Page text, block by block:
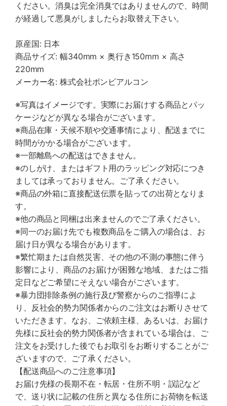
ください。消臭は完全消臭ではありませんので、時間
が経過して悪臭がしましたらお取替え下さい。
原産国: 日本
商品サイズ: 幅340mm × 奥行き150mm × 高さ
220mm
メーカー名: 株式会社ボンビアルコン
※写真はイメージです。実際にお届けする商品とパッ
ケージなどが異なる場合がございます。
※商品在庫・天候不順や交通事情により、配送までに
時間がかかる場合がございます。
※一部離島への配送はできません。
※のしがけ、またはギフト用のラッピング対応につき
ましては承っておりません。ご了承ください。
※商品の外箱に直接配送伝票を貼っての出荷となりま
す。
※他の商品と同梱は出来ませんのでご了承ください。
※同一のお届け先でも複数商品をご購入の場合は、お
届け日が異なる場合があります。
※繁忙期または自然災害、その他の不測の事態に伴う
影響により、商品のお届けが困難な地域、またはご指
定日などご希望にそえない場合がございます。
※暴力団排除条例の施行及び警察からのご指導によ
り、反社会的勢力関係者からのご注文はお断りさせて
いただきます。なお、ご依頼主様、あるいは、お届け
先様に反社会的勢力関係者が含まれている場合は、ご
注文をお受けした後でもお取引をお断りすることがご
ざいますので、ご了承ください。
【配送商品へのご注意事項】
お届け先様の長期不在・転居・住所不明・誤記など
で、送り状に記載の住所と異なる住所にお荷物を転送